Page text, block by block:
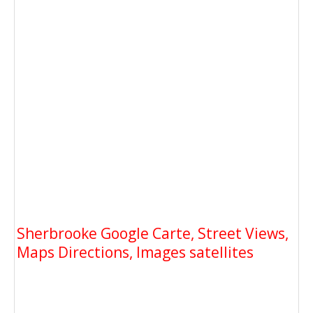
Sherbrooke Google Carte, Street Views,
Maps Directions, Images satellites